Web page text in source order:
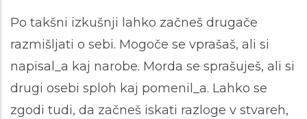
Po takšni izkušnji lahko začneš drugače
razmišljati o sebi. Mogoče se vprašaš, ali si
napisal_a kaj narobe. Morda se sprašuješ, ali si
drugi osebi sploh kaj pomenil_a. Lahko se
zgodi tudi, da začneš iskati razloge v stvareh,